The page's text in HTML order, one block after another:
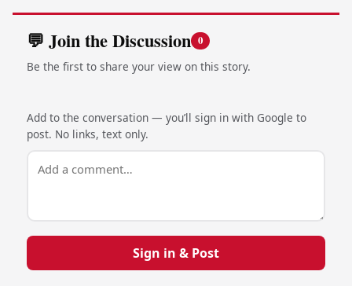
💬 Join the Discussion 0
Be the first to share your view on this story.
Add to the conversation — you’ll sign in with Google to
post. No links, text only.
Sign in & Post